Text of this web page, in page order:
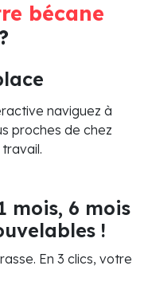
bécane
naviguez à
proches de chez
mois, 6 mois
!
En 3 clics, votre